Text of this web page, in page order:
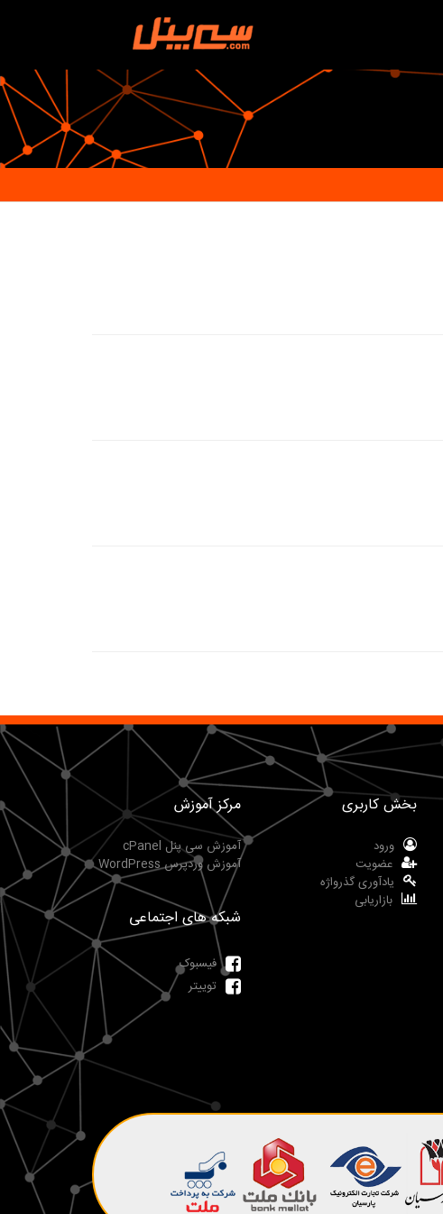
بخش کاربری
ورود
عضویت
یادآوری گذرواژه
بازاریابی
مرکز آموزش
آموزش سی پنل cPanel
آموزش وردپرس WordPress
شبکه های اجتماعی
فیسبوک
توییتر